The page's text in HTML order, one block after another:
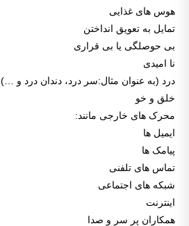
هوس های غذایی
تمایل به تعویق انداختن
بی حوصلگی یا بی قراری
نا امیدی
درد (به عنوان مثال:سر درد، دندان درد و …)
خلق و خو
محرک های خارجی مانند:
ایمیل ها
پیامک ها
تماس های تلفنی
شبکه های اجتماعی
اینترنت
همکاران پر سر و صدا